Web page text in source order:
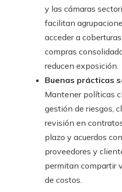
y las cámaras
facilitan
acceder a
compras
reducen exposición.
Buenas prácticas
Mantener políticas
gestión de riesgos,
revisión en
plazo y acuerdos con
proveedores y
permitan compartir
de costos.